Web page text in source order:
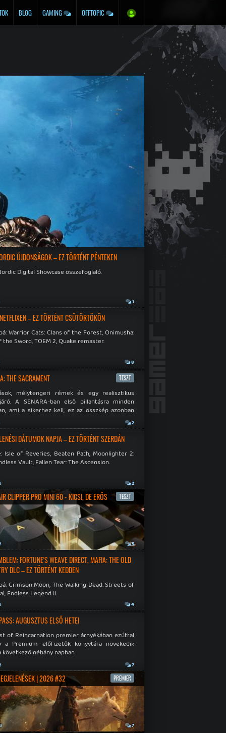
BLOG GAMING OFFTOPIC
ÚJDONSÁGOK – EZ TÖRTÉNT PÉNTEKEN
Digital Showcase összefoglaló.
1
– EZ TÖRTÉNT CSÜTÖRTÖKÖN
Warrior Cats: Clans of the Forest, Onimusha:
the Sword, TOEM 2, Quake remaster.
8
THE SACRAMENT TESZT
mélytengeri rémek és egy realisztikus
A SENARA-ban első pillantásra minden
ami a sikerhez kell, ez az összkép azonban
2
DÁTUMOK NAPJA – EZ TÖRTÉNT SZERDÁN
Isle of Reveries, Beaten Path, Moonlighter 2:
Vault, Fallen Tear: The Ascension.
2
CLIPPER PRO MINI 60 - KICSI, DE ERŐS TESZT
5
FORTUNE'S WEAVE DIRECT, MAFIA: THE OLD
DLC – EZ TÖRTÉNT KEDDEN
Crimson Moon, The Walking Dead: Streets of
Endless Legend II.
4
AUGUSZTUS ELSŐ HETEI
of Reincarnation premier árnyékában ezúttal
a Premium előfizetők könyvtára növekedik
következő néhány napban.
7
| 2026 #32 PREMIER
7